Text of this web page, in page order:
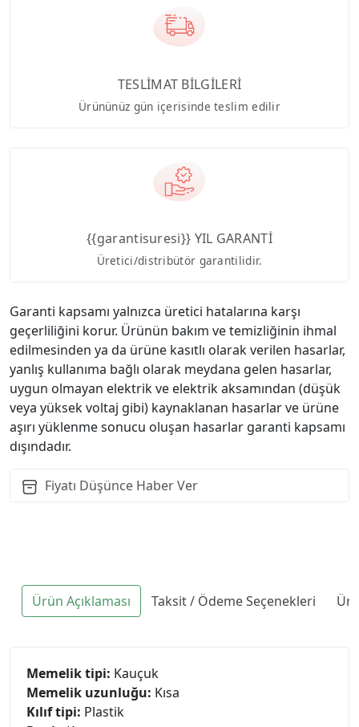
TESLİMAT BİLGİLERİ
Ürününüz gün içerisinde teslim edilir
{{garantisuresi}} YIL GARANTİ
Üretici/distribütör garantilidir.
Garanti kapsamı yalnızca üretici hatalarına karşı
geçerliliğini korur. Ürünün bakım ve temizliğinin ihmal
edilmesinden ya da ürüne kasıtlı olarak verilen hasarlar,
yanlış kullanıma bağlı olarak meydana gelen hasarlar,
uygun olmayan elektrik ve elektrik aksamından (düşük
veya yüksek voltaj gibi) kaynaklanan hasarlar ve ürüne
aşırı yüklenme sonucu oluşan hasarlar garanti kapsamı
dışındadır.
Fiyatı Düşünce Haber Ver
Ürün Açıklaması Taksit / Ödeme Seçenekleri
Memelik tipi: Kauçuk
Memelik uzunluğu: Kısa
Kılıf tipi: Plastik